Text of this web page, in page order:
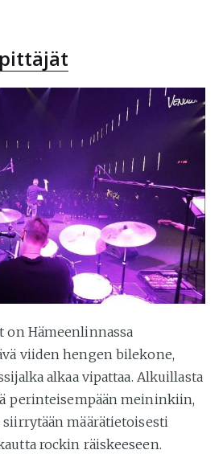
on Hämeenlinnassa
viiden hengen bilekone,
alkaa vipattaa. Alkuillasta
perinteisempään meininkiin,
määrätietoisesti
rockin räiskeeseen.